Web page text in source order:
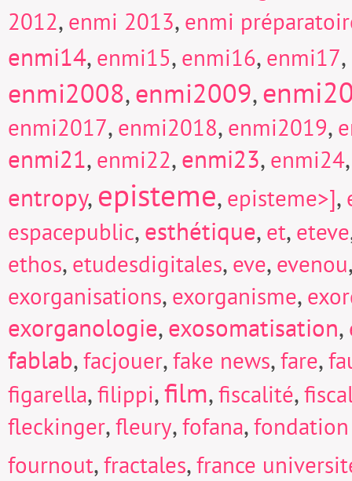
2012, enmi 2013, enmi
enmi14, enmi15, enmi16, enmi17,
enmi2008,enmi2009,
enmi2017, enmi2018, enmi2019,
enmi21, enmi22,enmi23, enmi24
entropy, episteme, episteme>],
espacepublic,esthétique, et, eteve
ethos, etudesdigitales, eve, evenou
exorganisations, exorganisme,
exorganologie,exosomatisation,
fablab,facjouer,fake news,fare,
figarella,filippi,film,fiscalité,
fleckinger,fleury,fofana,
fournout,fractales,france